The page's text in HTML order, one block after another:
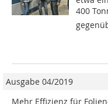
400
Ausgabe 04/2019
Mehr Effizienz für